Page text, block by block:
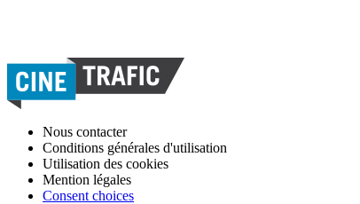
Nous contacter
Conditions générales d'utilisation
Utilisation des cookies
Mention légales
Consent choices